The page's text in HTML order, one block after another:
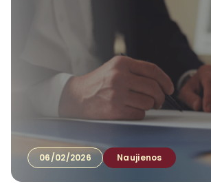
06/02/2026 Naujienos